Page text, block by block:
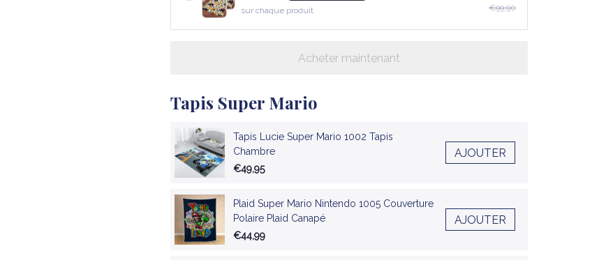
sur chaque produit
€99,90
Acheter maintenant
Tapis Super Mario
Tapis Lucie Super Mario 1002 Tapis
Chambre
€49,95
AJOUTER
Plaid Super Mario Nintendo 1005 Couverture
Polaire Plaid Canapé
€44,99
AJOUTER